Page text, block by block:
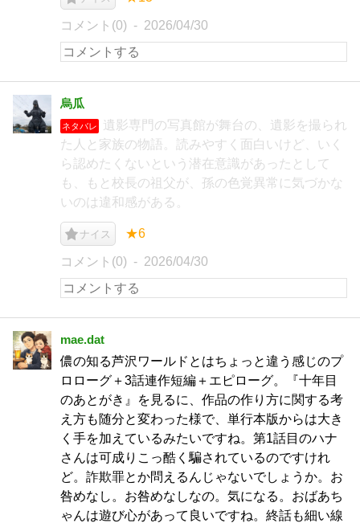
コメント(0) 2026/04/30
烏瓜
ネタバレ
遺影専門の写真館が舞台の、遺影を撮られ
た人と家族の物語。読みやすく面白いけど、いく
ら認めたくないという潜在意識があったとして
も、もと校長の祖父が、孫の色覚異常に気づかな
いのは違和感がある。
ナイス ★6
コメント(0) 2026/04/30
mae.dat
儂の知る芦沢ワールドとはちょっと違う感じのプ
ロローグ＋3話連作短編＋エピローグ。『十年目
のあとがき』を見るに、作品の作り方に関する考
え方も随分と変わった様で、単行本版からは大き
く手を加えているみたいですね。第1話目のハナ
さんは可成りこっ酷く騙されているのですけれ
ど。詐欺罪とか問えるんじゃないでしょうか。お
咎めなし。お咎めなしなの。気になる。おばあち
ゃんは遊び心があって良いですね。終話も細い線